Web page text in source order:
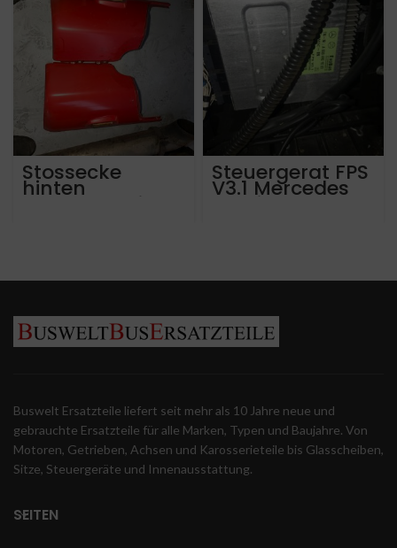
Stossecke
hinten
Mercedes Citaro
Steuergerat FPS
V3.1 Mercedes
Tourismo,
Buswelt Ersatzteile liefert seit mehr als 10 Jahre neue und
gebrauchte Ersatzteile für alle Marken, Typen und Baujahre. Von
Motoren, Getrieben, Achsen und Karosserieteile bis Glasscheiben,
Sitze, Steuergeräte und Innenausstattung.
SEITEN